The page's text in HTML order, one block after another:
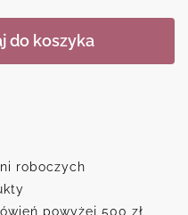
do koszyka
roboczych
powyżej 500 zł